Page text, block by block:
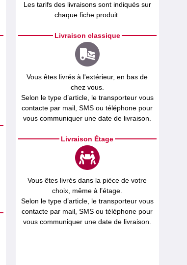
Les tarifs des livraisons sont indiqués sur
chaque fiche produit.
Livraison classique
Vous êtes livrés à l'extérieur, en bas de
chez vous.
Selon le type d’article, le transporteur vous
contacte par mail, SMS ou téléphone pour
vous communiquer une date de livraison.
Livraison Étage
Vous êtes livrés dans la pièce de votre
choix, même à l’étage.
Selon le type d’article, le transporteur vous
contacte par mail, SMS ou téléphone pour
vous communiquer une date de livraison.